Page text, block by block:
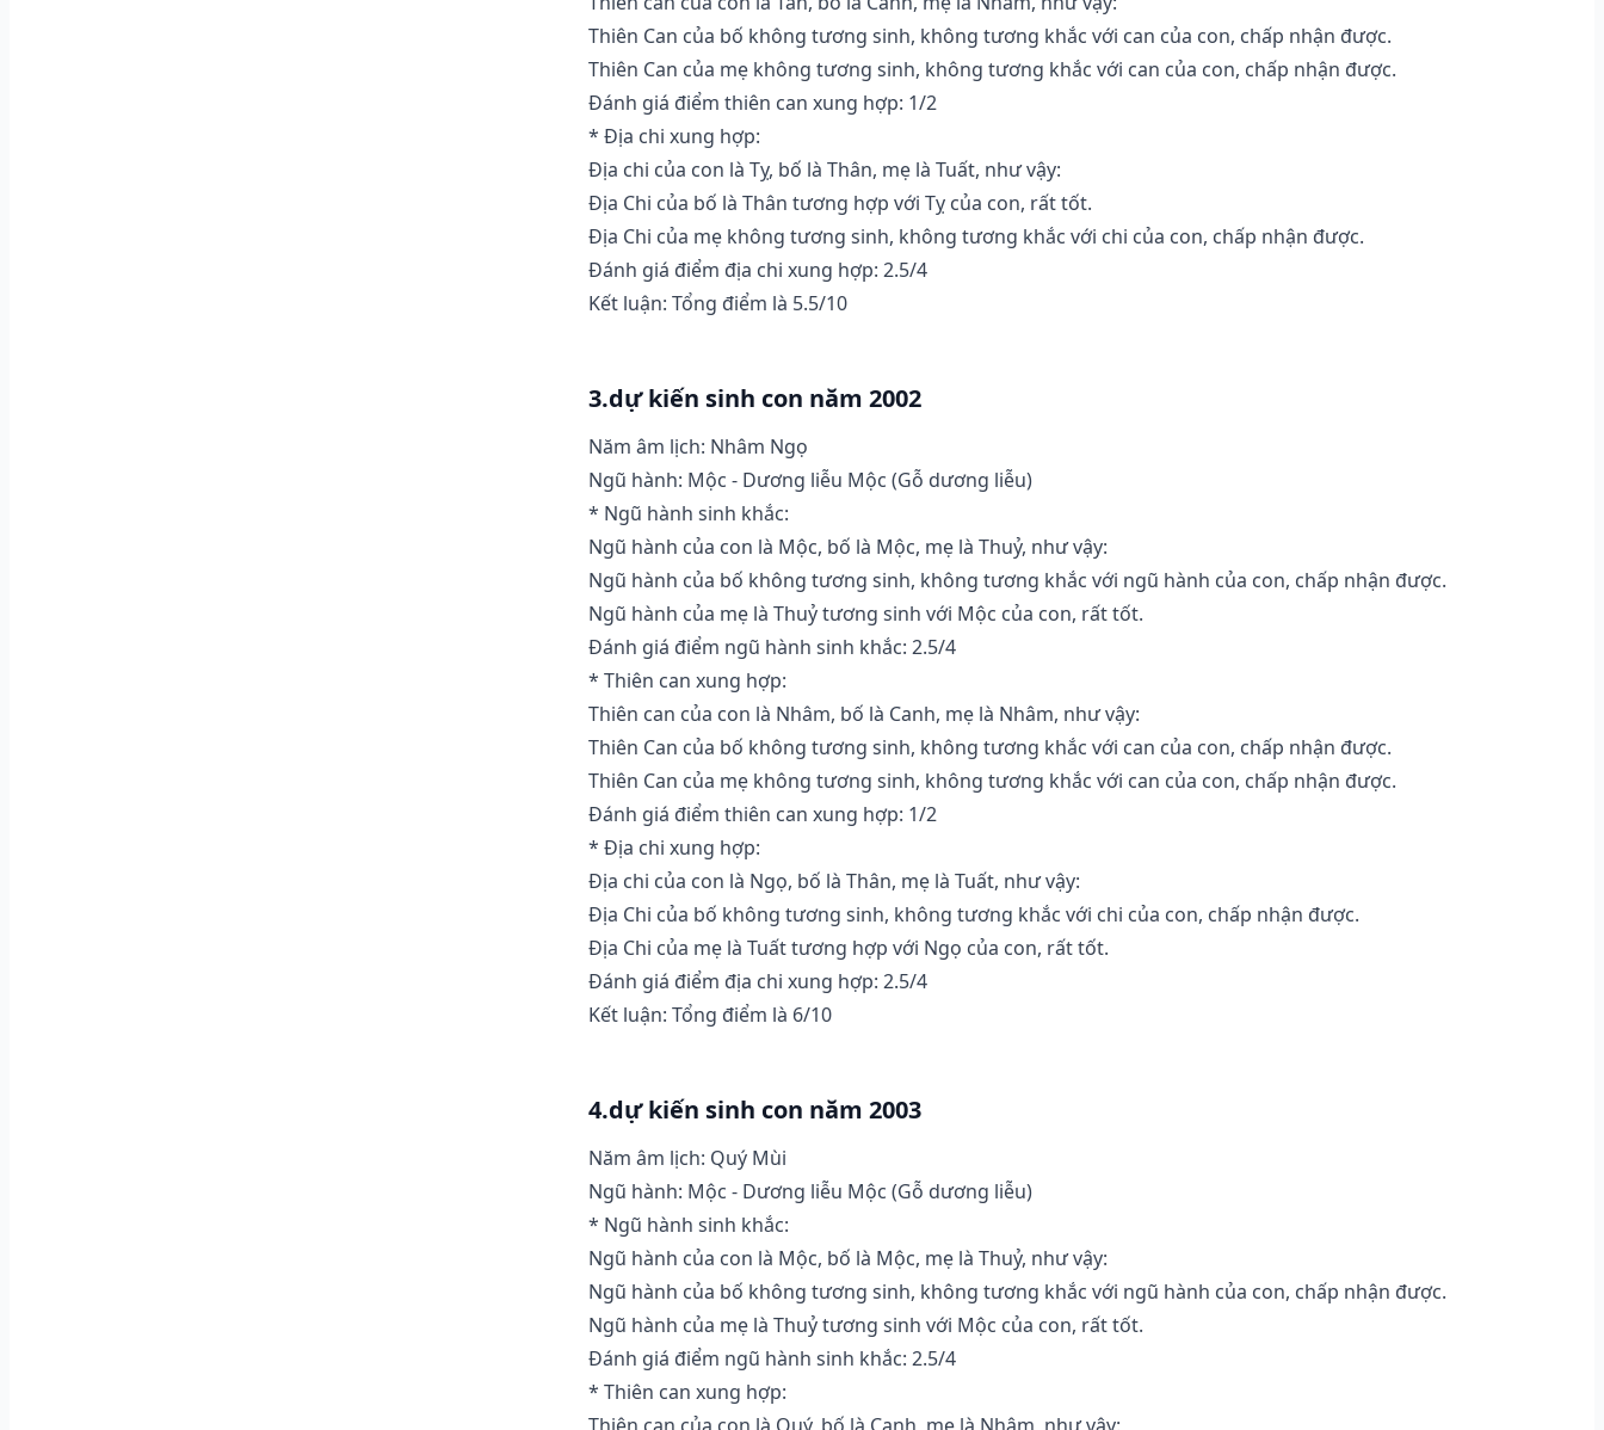
Thiên Can của bố không tương sinh, không tương khắc với can của con, chấp nhận được.
Thiên Can của mẹ không tương sinh, không tương khắc với can của con, chấp nhận được.
Đánh giá điểm thiên can xung hợp: 1/2
* Địa chi xung hợp:
Địa chi của con là Tỵ, bố là Thân, mẹ là Tuất, như vậy:
Địa Chi của bố là Thân tương hợp với Tỵ của con, rất tốt.
Địa Chi của mẹ không tương sinh, không tương khắc với chi của con, chấp nhận được.
Đánh giá điểm địa chi xung hợp: 2.5/4
Kết luận: Tổng điểm là 5.5/10
3.dự kiến sinh con năm 2002
Năm âm lịch: Nhâm Ngọ
Ngũ hành: Mộc - Dương liễu Mộc (Gỗ dương liễu)
* Ngũ hành sinh khắc:
Ngũ hành của con là Mộc, bố là Mộc, mẹ là Thuỷ, như vậy:
Ngũ hành của bố không tương sinh, không tương khắc với ngũ hành của con, chấp nhận được.
Ngũ hành của mẹ là Thuỷ tương sinh với Mộc của con, rất tốt.
Đánh giá điểm ngũ hành sinh khắc: 2.5/4
* Thiên can xung hợp:
Thiên can của con là Nhâm, bố là Canh, mẹ là Nhâm, như vậy:
Thiên Can của bố không tương sinh, không tương khắc với can của con, chấp nhận được.
Thiên Can của mẹ không tương sinh, không tương khắc với can của con, chấp nhận được.
Đánh giá điểm thiên can xung hợp: 1/2
* Địa chi xung hợp:
Địa chi của con là Ngọ, bố là Thân, mẹ là Tuất, như vậy:
Địa Chi của bố không tương sinh, không tương khắc với chi của con, chấp nhận được.
Địa Chi của mẹ là Tuất tương hợp với Ngọ của con, rất tốt.
Đánh giá điểm địa chi xung hợp: 2.5/4
Kết luận: Tổng điểm là 6/10
4.dự kiến sinh con năm 2003
Năm âm lịch: Quý Mùi
Ngũ hành: Mộc - Dương liễu Mộc (Gỗ dương liễu)
* Ngũ hành sinh khắc:
Ngũ hành của con là Mộc, bố là Mộc, mẹ là Thuỷ, như vậy:
Ngũ hành của bố không tương sinh, không tương khắc với ngũ hành của con, chấp nhận được.
Ngũ hành của mẹ là Thuỷ tương sinh với Mộc của con, rất tốt.
Đánh giá điểm ngũ hành sinh khắc: 2.5/4
* Thiên can xung hợp: